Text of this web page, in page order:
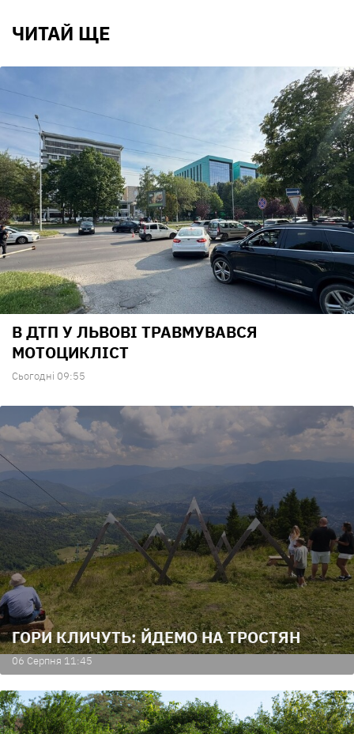
ЧИТАЙ ЩЕ
В ДТП У ЛЬВОВІ ТРАВМУВАВСЯ
МОТОЦИКЛІСТ
Сьогодні 09:55
ГОРИ КЛИЧУТЬ: ЙДЕМО НА ТРОСТЯН
06 Серпня 11:45